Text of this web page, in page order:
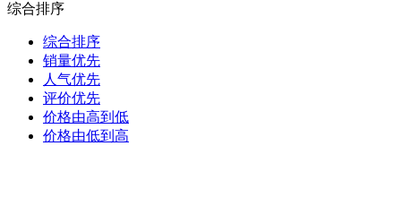
综合排序
综合排序
销量优先
人气优先
评价优先
价格由高到低
价格由低到高